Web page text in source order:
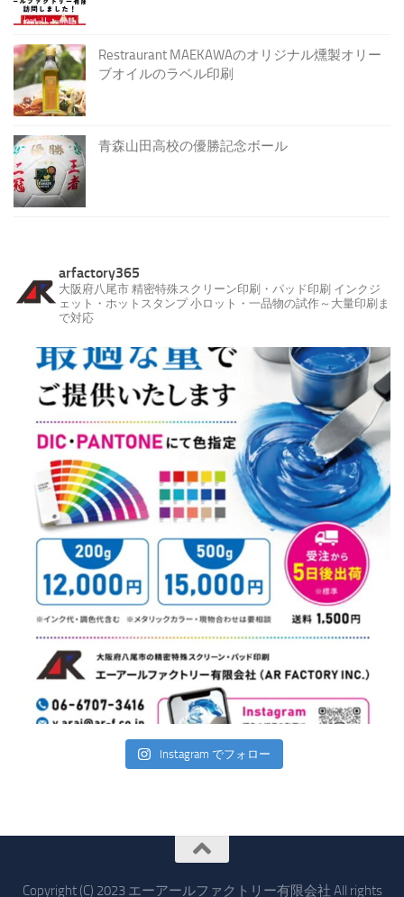
Restraurant MAEKAWAのオリジナル燻製オリー
ブオイルのラベル印刷
青森山田高校の優勝記念ボール
arfactory365
大阪府八尾市 精密特殊スクリーン印刷・パッド印刷 インクジ
ェット・ホットスタンプ小ロット・一品物の試作～大量印刷ま
で対応
Instagram でフォロー
Copyright (C) 2023 エーアールファクトリー有限会社 All rights